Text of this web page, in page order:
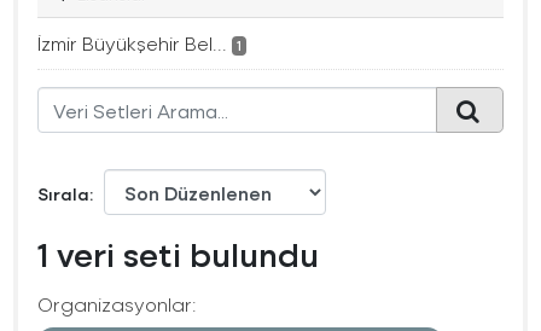
İzmir Büyükşehir Bel... 1
Sırala
1 veri seti bulundu
Organizasyonlar: